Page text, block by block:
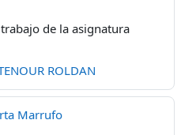
de la asignatura
ROLDAN
Marrufo